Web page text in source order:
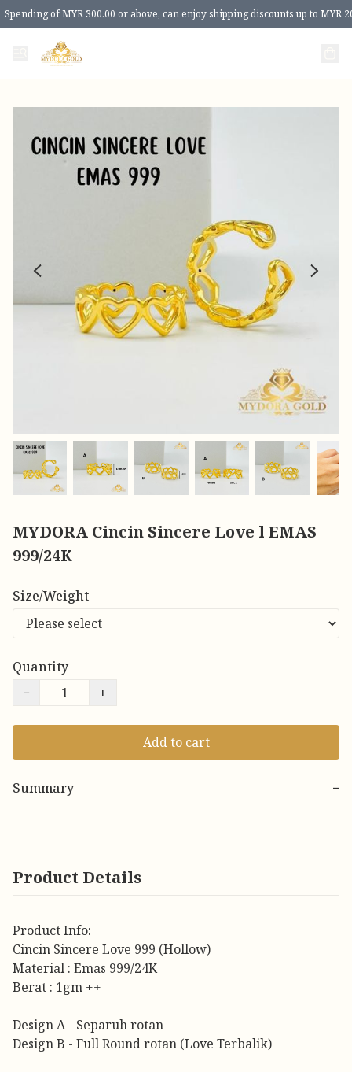
Spending of MYR 300.00 or above, can enjoy shipping discounts up to MYR
MYDORA Cincin Sincere Love l EMAS
999/24K
Size/Weight
Quantity
−
+
Add to cart
Summary −
Product Details
Product Info:
Cincin Sincere Love 999 (Hollow)
Material : Emas 999/24K
Berat : 1gm ++
Design A - Separuh rotan
Design B - Full Round rotan (Love Terbalik)